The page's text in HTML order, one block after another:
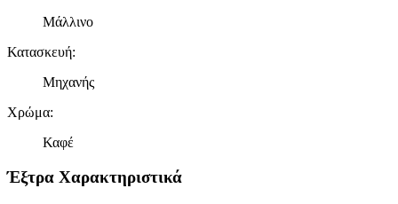
Μάλλινο
Κατασκευή:
Μηχανής
Χρώμα:
Καφέ
Έξτρα Χαρακτηριστικά